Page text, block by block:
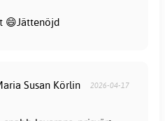
😄Jättenöjd
Susan Körlin 2026-04-17